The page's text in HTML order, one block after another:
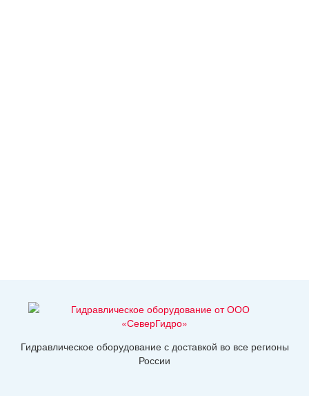
Гидравлическое оборудование с доставкой во все регионы
России